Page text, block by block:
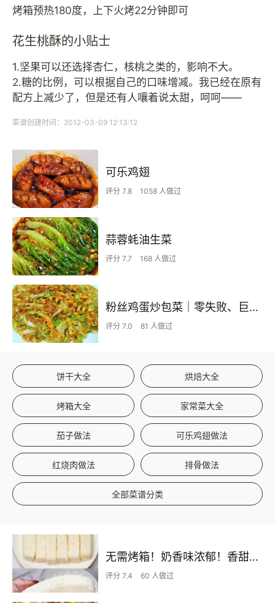
烤箱预热180度，上下火烤22分钟即可
花生桃酥的小贴士
1.坚果可以还选择杏仁，核桃之类的，影响不大。
2.糖的比例，可以根据自己的口味增减。我已经在原有
配方上减少了，但是还有人嚷着说太甜，呵呵——
菜谱创建时间：2012-03-09 12:13:12
可乐鸡翅
评分 7.8 1058 人做过
蒜蓉蚝油生菜
评分 7.7 168 人做过
粉丝鸡蛋炒包菜｜零失败、巨下饭
评分 7.0 81 人做过
饼干大全 烘焙大全
烤箱大全 家常菜大全
茄子做法 可乐鸡翅做法
红烧肉做法 排骨做法
全部菜谱分类
无需烤箱！奶香味浓郁！香甜嫩滑的椰蓉奶糕
评分 7.4 60 人做过